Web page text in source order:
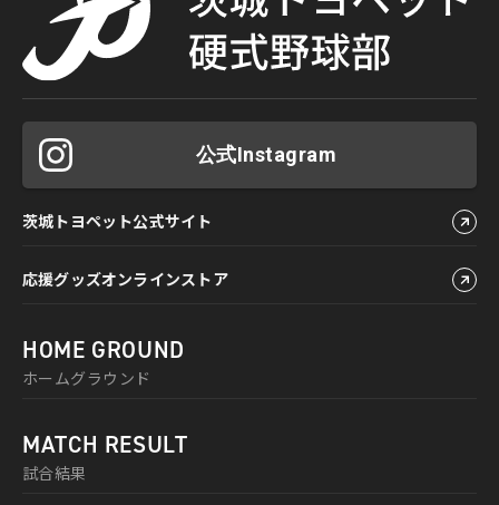
公式Instagram
茨城トヨペット公式サイト
応援グッズオンラインストア
HOME GROUND
ホームグラウンド
MATCH RESULT
試合結果